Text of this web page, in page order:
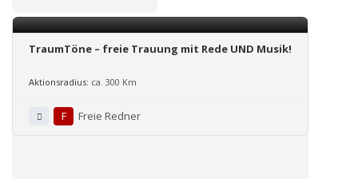
TraumTöne – freie Trauung mit Rede UND Musik!
Aktionsradius: ca. 300 Km
F Freie Redner